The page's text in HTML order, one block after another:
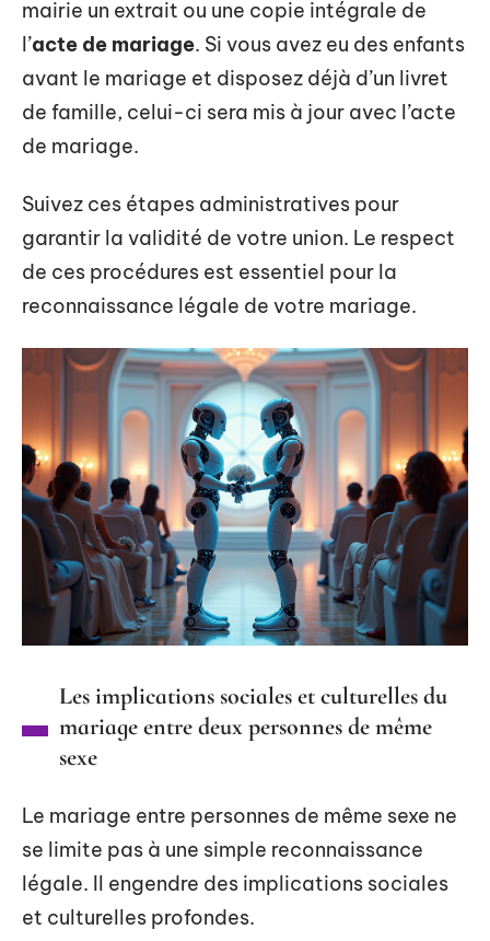
mairie un extrait ou une copie intégrale de
l’acte de mariage. Si vous avez eu des enfants
avant le mariage et disposez déjà d’un livret
de famille, celui-ci sera mis à jour avec l’acte
de mariage.
Suivez ces étapes administratives pour
garantir la validité de votre union. Le respect
de ces procédures est essentiel pour la
reconnaissance légale de votre mariage.
Les implications sociales et culturelles du
mariage entre deux personnes de même
sexe
Le mariage entre personnes de même sexe ne
se limite pas à une simple reconnaissance
légale. Il engendre des implications sociales
et culturelles profondes.